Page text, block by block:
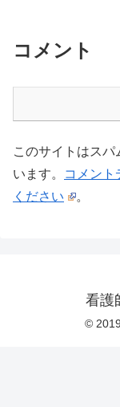
コメント
このサイトはス
います。
コメント
ください
。
看護
©